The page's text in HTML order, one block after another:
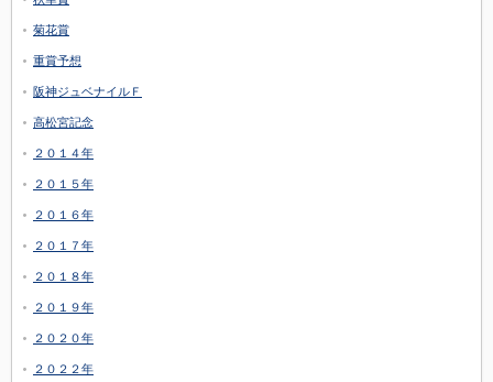
菊花賞
重賞予想
阪神ジュベナイルＦ
高松宮記念
２０１４年
２０１５年
２０１６年
２０１７年
２０１８年
２０１９年
２０２０年
２０２２年